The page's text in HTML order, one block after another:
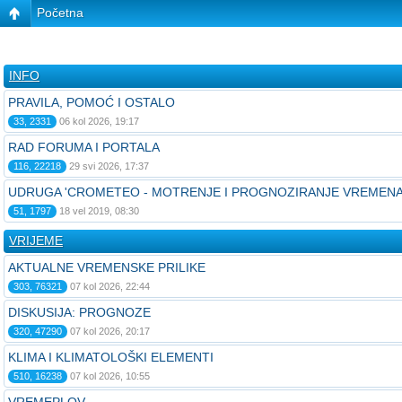
Početna
INFO
PRAVILA, POMOĆ I OSTALO
33, 2331 06 kol 2026, 19:17
RAD FORUMA I PORTALA
116, 22218 29 svi 2026, 17:37
UDRUGA 'CROMETEO - MOTRENJE I PROGNOZIRANJE
51, 1797 18 vel 2019, 08:30
VRIJEME
AKTUALNE VREMENSKE PRILIKE
303, 76321 07 kol 2026, 22:44
DISKUSIJA: PROGNOZE
320, 47290 07 kol 2026, 20:17
KLIMA I KLIMATOLOŠKI ELEMENTI
510, 16238 07 kol 2026, 10:55